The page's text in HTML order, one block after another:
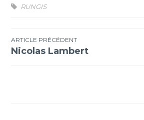
RUNGIS
Navigation
ARTICLE PRÉCÉDENT
Nicolas Lambert